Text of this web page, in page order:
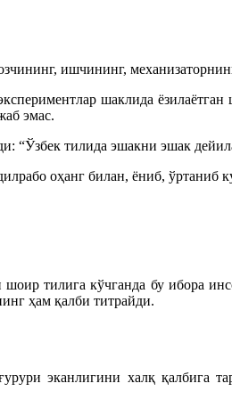
ишчининг,
шаклида
эмас.
“Ўзбек тилида эшакни эшак
оҳанг билан, ёниб, ўртаниб
тилига кўчганда бу ибора
ҳам қалби титрайди.
эканлигини халқ қалбига